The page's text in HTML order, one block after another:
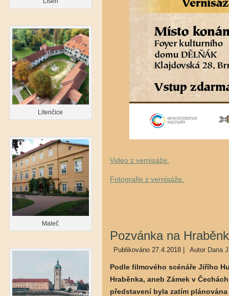
Litenčice
Maleč
Video z vernisáže.
Fotografie z vernisáže.
Pozvánka na
Publikováno 27.4.2018 Autor Dana
Podle filmového scénáře Jiřího
Hraběnka, aneb Zámek v
představení byla zatím